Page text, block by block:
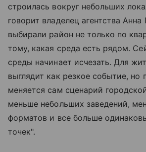
строилась вокруг небольших
говорит владелец агентства
выбирали район не только по
тому, какая среда есть рядом.
среды начинает исчезать. Для
выглядит как резкое событие, но
меняется сам сценарий
меньше небольших заведений,
форматов и все больше
точек".